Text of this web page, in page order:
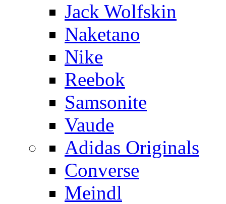
Jack Wolfskin
Naketano
Nike
Reebok
Samsonite
Vaude
Adidas Originals
Converse
Meindl